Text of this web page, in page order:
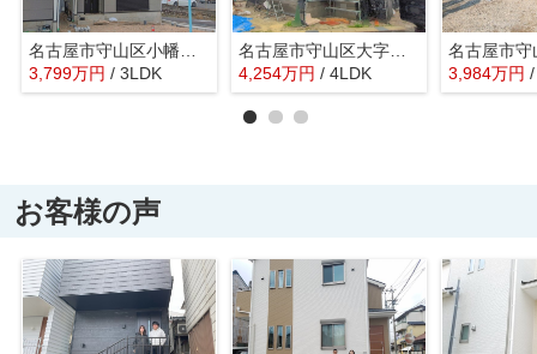
名古屋市守山区小幡北113【仲介手数料無料】新築一戸建て 1号棟
3,799万円 / 3LDK
名古屋市守山区大字上志段味字東谷2087-81【仲介手数料無料】新築一戸建て 6号棟
4,254万円 / 4LDK 3,984万円
お客様の声